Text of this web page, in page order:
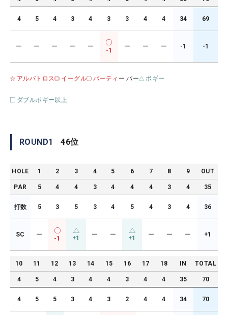
4 5 4 3 4 3 3 4 4 34 69
ー ー ー ー ー
-1
ー ー ー -1 -1
アルバトロス イーグル バーティ ー パー ボギー
ダブルボギー以上
ROUND1 46位
HOLE 1 2 3 4 5 6 7 8 9 OUT
PAR 5 4 4 3 4 4 4 3 4 35
打数 5 3 5 3 4 5 4 3 4 36
SC ー
-1 +1 ー ー +1 ー ー ー +1
10 11 12 13 14 15 16 17 18 IN TOTAL
4 5 4 3 4 4 3 4 4 35 70
4 5 5 3 4 3 2 4 4 34 70